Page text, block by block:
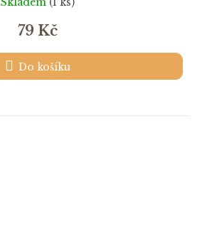
79 Kč
Do košíku